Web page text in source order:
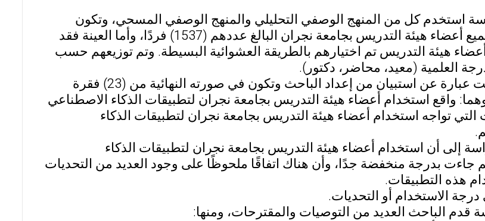
استخدم كل من المنهج الوصفي التحليلي والمنهج الوصفي المسحي، وتكون
مجتمع الدراسة من جميع أعضاء هيئة التدريس بجامعة نجران البالغ عددهم (1537) فردًا، وأما العينة فقد
من أعضاء هيئة التدريس تم اختيارهم بالطريقة العشوائية البسيطة. وتم توزيعهم حسب
العلمية (معيد، محاضر، دكتور).
وأما أداة القياس فكانت عبارة عن استبيان من إعداد الباحث وتكون في صورته النهائية من (23) فقرة
واقع استخدام أعضاء هيئة التدريس بجامعة نجران لتطبيقات الذكاء الاصطناعي
التي تواجه استخدام أعضاء هيئة التدريس بجامعة نجران لتطبيقات الذكاء
إلى أن استخدام أعضاء هيئة التدريس بجامعة نجران لتطبيقات الذكاء
جاءت بدرجة منخفضة جدًا، وأن هناك اتفاقًا ملحوظًا على وجود العديد من التحديات
هذه التطبيقات.
درجة الاستخدام أو التحديات.
قدم الباحث العديد من التوصيات والمقترحات، ومنها: